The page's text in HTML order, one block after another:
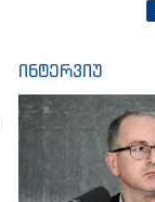
ინტერვიუ